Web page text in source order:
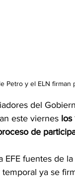
Petro y el ELN firman
del
este viernes los
de
EFE fuentes de
ya se